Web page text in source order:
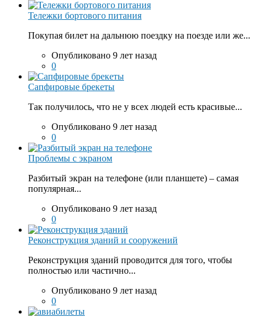
Тележки бортового питания
Покупая билет на дальнюю поездку на поезде или же...
Опубликовано 9 лет назад
0
Сапфировые брекеты
Так получилось, что не у всех людей есть красивые...
Опубликовано 9 лет назад
0
Проблемы с экраном
Разбитый экран на телефоне (или планшете) – самая
популярная...
Опубликовано 9 лет назад
0
Реконструкция зданий и сооружений
Реконструкция зданий проводится для того, чтобы
полностью или частично...
Опубликовано 9 лет назад
0